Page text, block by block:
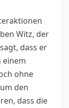
Witz, der
dass er
einem
ohne
den
dass die